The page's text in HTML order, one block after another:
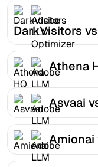
DarkVisitors
Athena
Asvaai
Amionai